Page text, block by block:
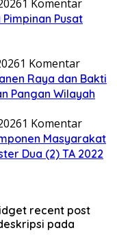
1 Komentar
Pusat
1 Komentar
Raya dan Bakti
Pangan Wilayah
1 Komentar
Masyarakat
Dua (2) TA 2022
recent post
pada